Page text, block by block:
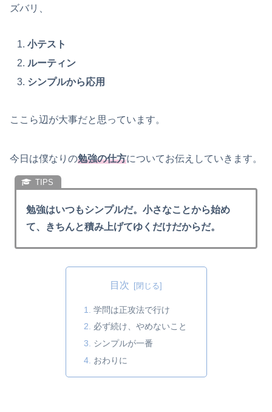
ズバリ、
小テスト
ルーティン
シンプルから応用
ここら辺が大事だと思っています。
今日は僕なりの勉強の仕方についてお伝えしていきます。
勉強はいつもシンプルだ。小さなことから始め
て、きちんと積み上げてゆくだけだからだ。
目次
学問は正攻法で行け
必ず続け、やめないこと
シンプルが一番
おわりに